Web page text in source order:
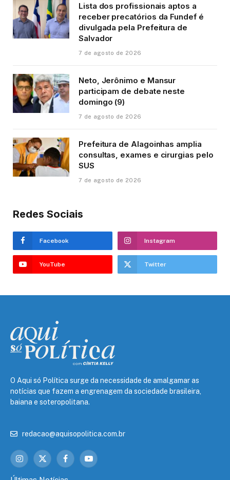
Lista dos profissionais aptos a
receber precatórios da Fundef é
divulgada pela Prefeitura de
Salvador
7 de agosto de 2026
Neto, Jerônimo e Mansur
participam de debate neste
domingo (9)
7 de agosto de 2026
Prefeitura de Alagoinhas amplia
consultas, exames e cirurgias pelo
SUS
7 de agosto de 2026
Redes Sociais
Facebook Instagram
YouTube Twitter
O Aqui só Política surge da necessidade de amalgamar as
notícias que fazem a engrenagem da sociedade brasileira,
baiana e soteropolitana.
redacao@aquisopolitica.com.br
Instagram
X
FacebookYouTube